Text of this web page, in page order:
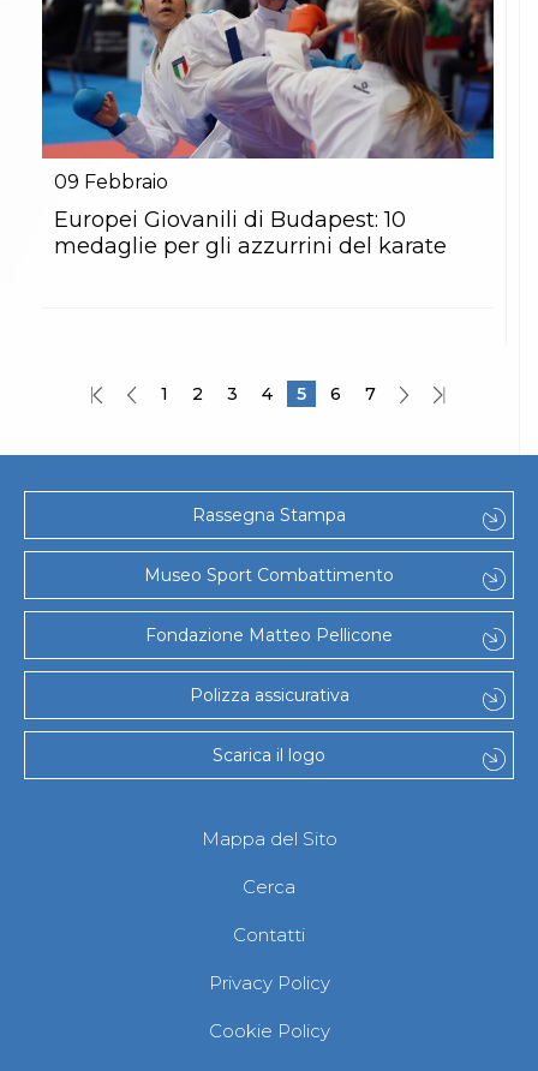
09 Febbraio
Europei Giovanili di Budapest: 10
medaglie per gli azzurrini del karate
1 2 3 4 5 6 7
Rassegna Stampa
Museo Sport Combattimento
Fondazione Matteo Pellicone
Polizza assicurativa
Scarica il logo
Mappa del Sito
Cerca
Contatti
Privacy Policy
Cookie Policy